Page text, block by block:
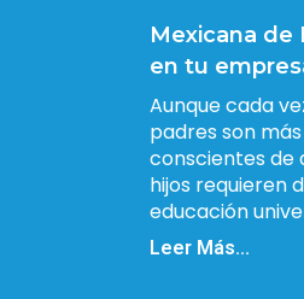
Mexicana de
en tu
Aunque cada
padres son más
conscientes de
hijos requieren
educación
Leer Más...